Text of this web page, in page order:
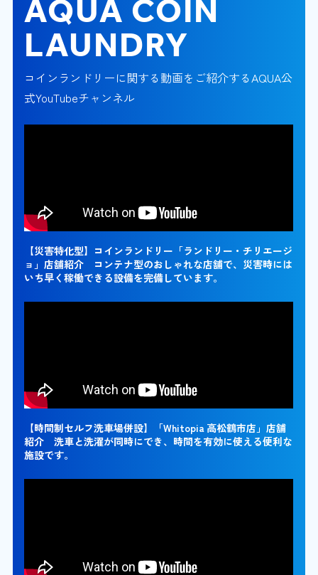
AQUA COIN
LAUNDRY
コインランドリーに関する動画をご紹介するAQUA公
式YouTubeチャンネル
【災害特化型】コインランドリー「ランドリー・チリエージ
ョ」店舗紹介 コンテナ型のおしゃれな店舗で、災害時には
いち早く稼働できる設備を完備しています。
【時間制セルフ洗車場併設】「Whitopia 高松鶴市店」店舗
紹介 洗車と洗濯が同時にでき、時間を有効に使える便利な
施設です。